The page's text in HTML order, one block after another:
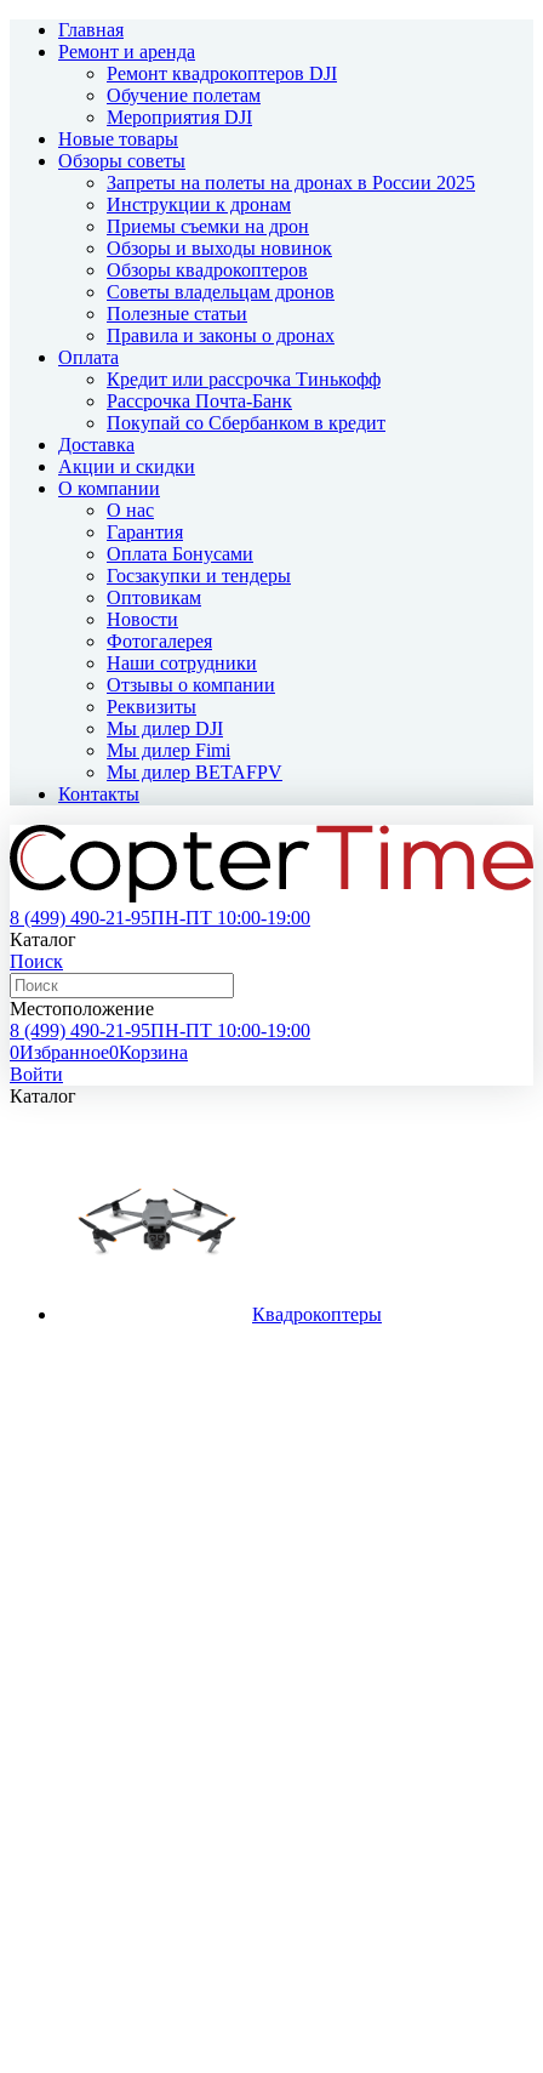
Главная
Ремонт и аренда
Ремонт квадрокоптеров DJI
Обучение полетам
Мероприятия DJI
Новые товары
Обзоры советы
Запреты на полеты на дронах в России 2025
Инструкции к дронам
Приемы съемки на дрон
Обзоры и выходы новинок
Обзоры квадрокоптеров
Советы владельцам дронов
Полезные статьи
Правила и законы о дронах
Оплата
Кредит или рассрочка Тинькофф
Рассрочка Почта-Банк
Покупай со Сбербанком в кредит
Доставка
Акции и скидки
О компании
О нас
Гарантия
Оплата Бонусами
Госзакупки и тендеры
Оптовикам
Новости
Фотогалерея
Наши сотрудники
Отзывы о компании
Реквизиты
Мы дилер DJI
Мы дилер Fimi
Мы дилер BETAFPV
Контакты
8 (499) 490-21-95ПН-ПТ 10:00-19:00
Каталог
Поиск
Местоположение
8 (499) 490-21-95ПН-ПТ 10:00-19:00
0Избранное0Корзина
Войти
Каталог
Квадрокоптеры